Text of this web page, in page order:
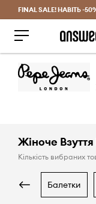
FINAL SALE! НАВІТЬ -
Жіноче
Кількість вибраних
балетки